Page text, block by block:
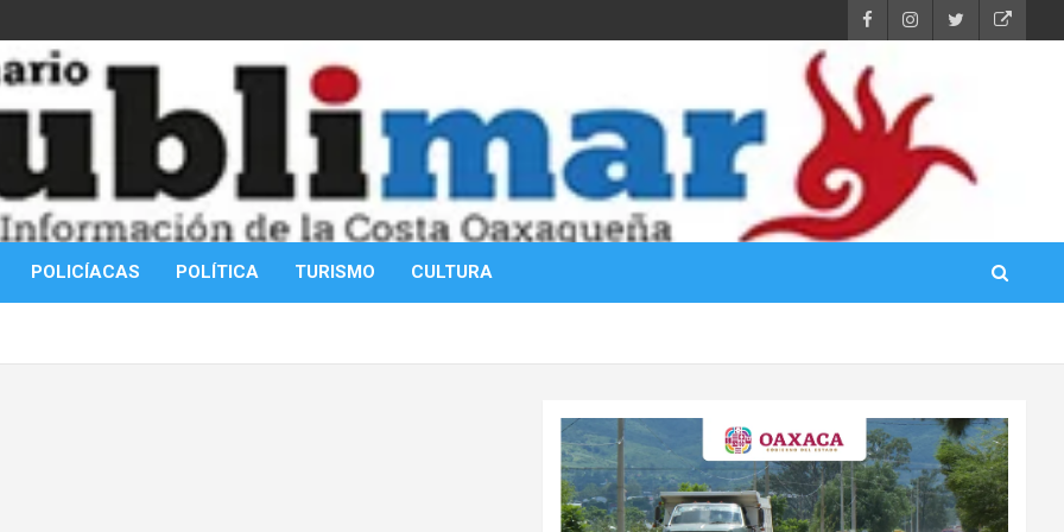
POLICÍACAS POLÍTICA TURISMO CULTURA